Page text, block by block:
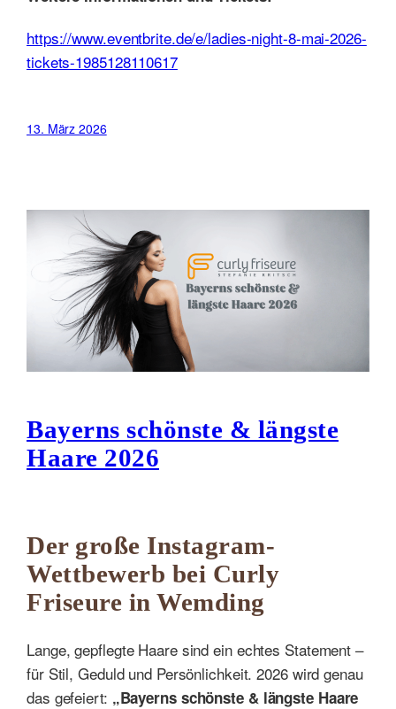
https://www.eventbrite.de/e/ladies-night-8-mai-2026-
tickets-1985128110617
13. März 2026
Bayerns schönste & längste
Haare 2026
Der große Instagram-
Wettbewerb bei Curly
Friseure in Wemding
Lange, gepflegte Haare sind ein echtes Statement –
für Stil, Geduld und Persönlichkeit. 2026 wird genau
das gefeiert: „Bayerns schönste & längste Haare